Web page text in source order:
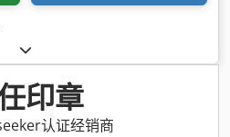
印章
认证经销商